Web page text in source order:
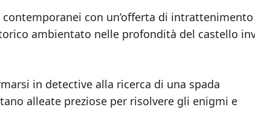
con un’offerta di intrattenimento
ambientato nelle profondità del castello
in detective alla ricerca di una spada
alleate preziose per risolvere gli enigmi e